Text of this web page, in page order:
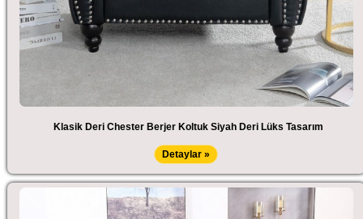
Klasik Deri Chester Berjer Koltuk Siyah Deri Lüks Tasarım
Detaylar »